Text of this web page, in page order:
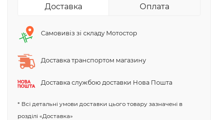
Доставка Оплата
Самовивіз зі складу Мотостор
Доставка транспортом магазину
Доставка службою доставки Нова Пошта
* Всі детальні умови доставки цього товару зазначені в
розділі «Доставка»